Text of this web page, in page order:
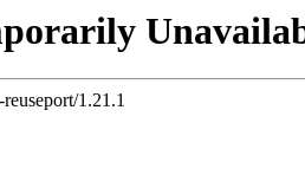
1.21.1